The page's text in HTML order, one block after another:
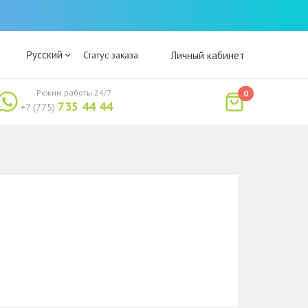
Русский Статус заказа Личный кабинет
+7 (775) 735 44 44
Режим работы 24/7 0